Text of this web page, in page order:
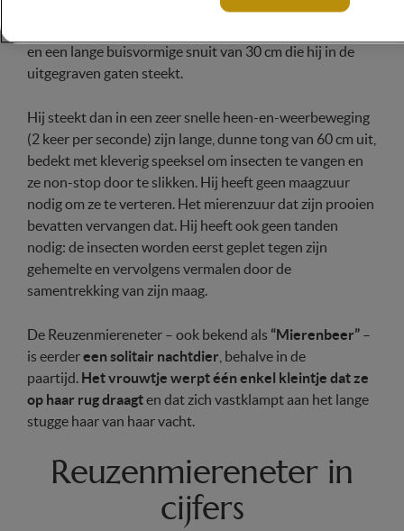
Het heeft zeer krachtige voorpoten met lange scherpe
en een lange buisvormige snuit van 30 cm die hij in de
uitgegraven gaten steekt.
Hij steekt dan in een zeer snelle heen-en-weerbeweging
(2 keer per seconde) zijn lange, dunne tong van 60 cm uit,
bedekt met kleverig speeksel om insecten te vangen en
ze non-stop door te slikken. Hij heeft geen maagzuur
nodig om ze te verteren. Het mierenzuur dat zijn prooien
bevatten vervangen dat. Hij heeft ook geen tanden
nodig: de insecten worden eerst geplet tegen zijn
gehemelte en vervolgens vermalen door de
samentrekking van zijn maag.
De Reuzenmiereneter – ook bekend als “Mierenbeer” –
is eerdereen solitair nachtdier , behalve in de
paartijd. Het vrouwtje werpt één enkel kleintje dat ze
op haar rug draagten dat zich vastklampt aan het lange
stugge haar van haar vacht.
Reuzenmiereneter in
cijfers